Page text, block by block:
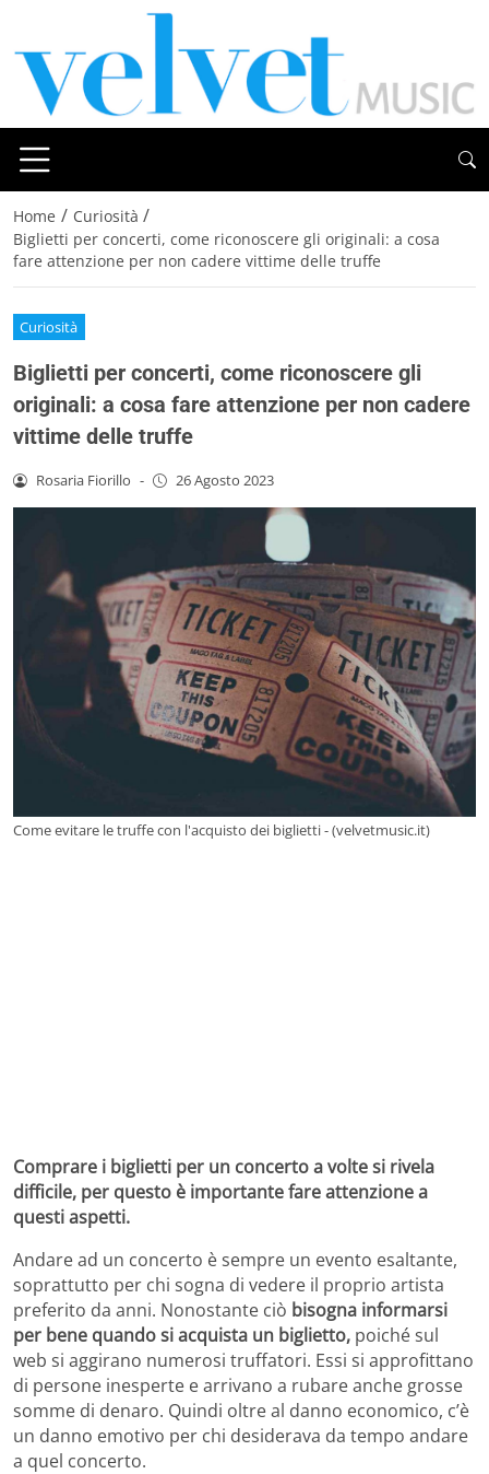
Home / Curiosità /
Biglietti per concerti, come riconoscere gli originali: a cosa
fare attenzione per non cadere vittime delle truffe
Curiosità
Biglietti per concerti, come riconoscere gli
originali: a cosa fare attenzione per non cadere
vittime delle truffe
Rosaria Fiorillo - 26 Agosto 2023
Come evitare le truffe con l'acquisto dei biglietti - (velvetmusic.it)
Comprare i biglietti per un concerto a volte si rivela
difficile, per questo è importante fare attenzione a
questi aspetti.
Andare ad un concerto è sempre un evento esaltante,
soprattutto per chi sogna di vedere il proprio artista
preferito da anni. Nonostante ciò bisogna informarsi
per bene quando si acquista un biglietto, poiché sul
web si aggirano numerosi truffatori. Essi si approfittano
di persone inesperte e arrivano a rubare anche grosse
somme di denaro. Quindi oltre al danno economico, c’è
un danno emotivo per chi desiderava da tempo andare
a quel concerto.